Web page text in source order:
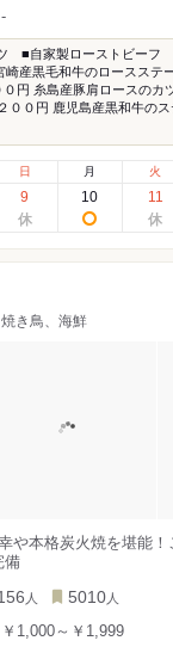
-
ツ ■自家製ローストビーフ
産黒毛和牛のロースス
円 糸島産豚肩ロースのカ
００円 鹿児島産黒和牛の
日
9
月
10
火
11
き鳥、海鮮
や本格炭火焼を堪能！
備
人 5010 人
￥1,000～￥1,999